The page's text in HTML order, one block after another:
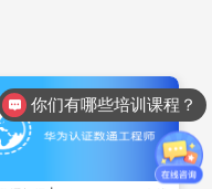
议 2 月启动备考（重点
）2025 年 10 月更新
你们有哪些培训课程？